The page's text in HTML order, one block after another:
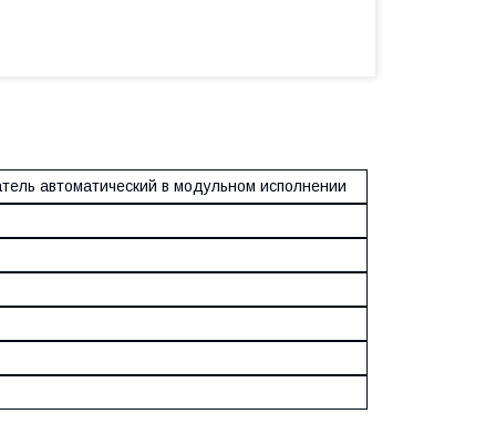
автоматический в модульном исполнении